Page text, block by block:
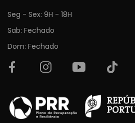
Seg - Sex: 9H - 18H
Sab: Fechado
Dom: Fechado